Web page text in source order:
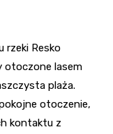
rzeki Resko
otoczone lasem
plaża.
otoczenie,
kontaktu z